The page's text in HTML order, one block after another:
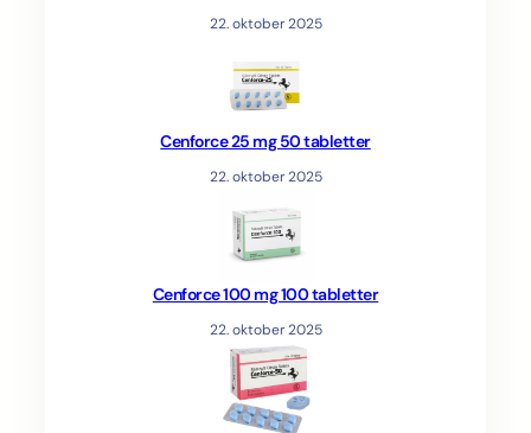
22. oktober 2025
Cenforce 25 mg 50 tabletter
22. oktober 2025
Cenforce 100 mg 100 tabletter
22. oktober 2025